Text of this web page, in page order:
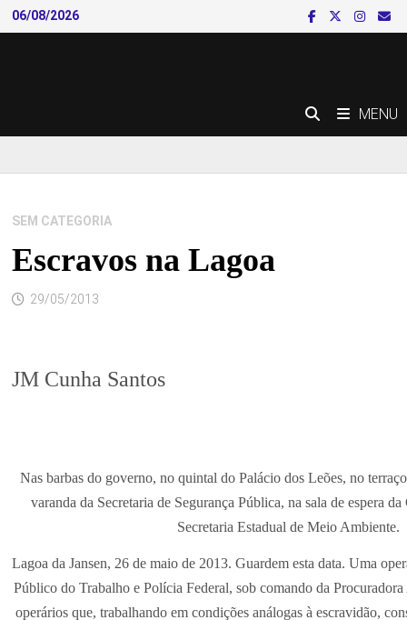
Skip
to
06/08/2026
MENU
SEM CATEGORIA
Escravos na Lagoa
29/05/2013
JM Cunha Santos
Nas barbas do governo, no quintal do Palácio dos Leões, no
varanda da Secretaria de Segurança Pública, na sala de espera
Secretaria Estadual de Meio Ambiente.
Lagoa da Jansen, 26 de maio de 2013. Guardem esta data. Uma
Público do Trabalho e Polícia Federal, sob comando da
operários que, trabalhando em condições análogas à escravidão,